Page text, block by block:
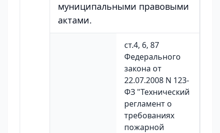
муниципальными правовыми
актами.
ст.4, 6, 87
Федерального
закона от
22.07.2008 N 123-
ФЗ "Технический
регламент о
требованиях
пожарной